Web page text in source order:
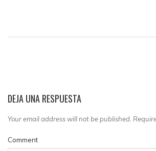
DEJA UNA RESPUESTA
Your email address will not be published.
Comment